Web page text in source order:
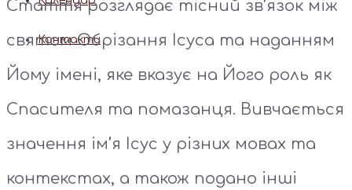
Контакти
Стаття розглядає тісний зв’язок між
святом Обрізання Ісуса та наданням
Йому імені, яке вказує на Його роль як
Спасителя та помазанця. Вивчається
значення ім’я Ісус у різних мовах та
контекстах, а також подано інші